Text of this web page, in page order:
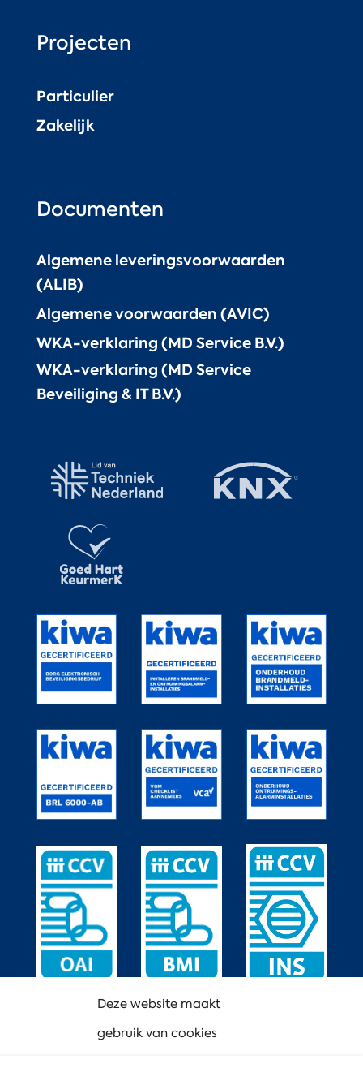
Deze website maakt
gebruik van cookies
Projecten
Particulier
Zakelijk
Documenten
Algemene leveringsvoorwaarden
(ALIB)
Algemene voorwaarden (AVIC)
WKA-verklaring (MD Service B.V.)
WKA-verklaring (MD Service
Beveiliging & IT B.V.)